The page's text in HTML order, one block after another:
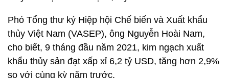
Sau khi các tỉnh nới lỏng giãn cách, các doanh
nghiệp ở miền Tây nhanh chóng khôi phục sản
xuất, hầu hết các nhà máy thủy sản đạt trên 70%
công suất làm việc so với trước khi xảy ra dịch